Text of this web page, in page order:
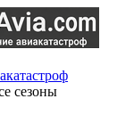
сезоны